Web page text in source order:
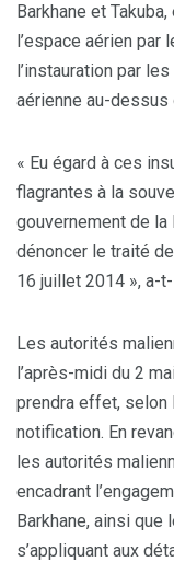
Barkhane et
l’espace aérien par
l’instauration par
aérienne au-dessus
« Eu égard à ces
flagrantes à la
gouvernement de
dénoncer le traité
16 juillet 2014 », a-
Les autorités
l’après-midi du 2
prendra effet,
notification. En
les autorités
encadrant
Barkhane, ainsi
s’appliquant aux